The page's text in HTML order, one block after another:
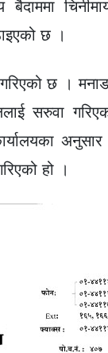
छ ।
गरिएको छ ।
सरुवा
हो ।